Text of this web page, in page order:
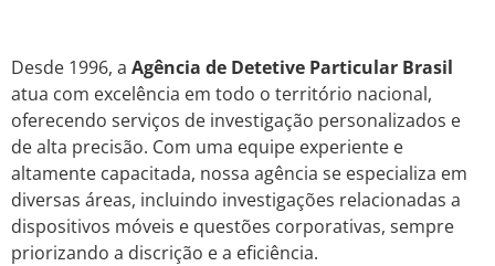
Desde 1996, a Agência de Detetive Particular Brasil
atua com excelência em todo o território nacional,
oferecendo serviços de investigação personalizados e
de alta precisão. Com uma equipe experiente e
altamente capacitada, nossa agência se especializa em
diversas áreas, incluindo investigações relacionadas a
dispositivos móveis e questões corporativas, sempre
priorizando a discrição e a eficiência.